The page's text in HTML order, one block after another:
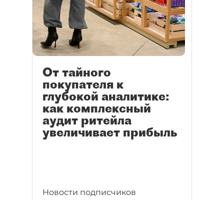
От тайного
покупателя к
глубокой аналитике:
как комплексный
аудит ритейла
увеличивает прибыль
Новости подписчиков